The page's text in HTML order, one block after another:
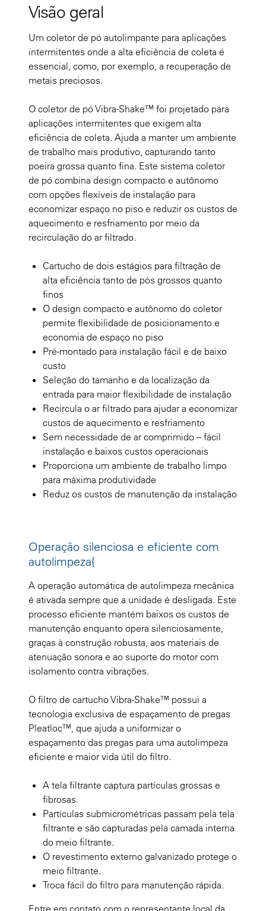
Visão geral
Um coletor de pó autolimpante para aplicações
intermitentes onde a alta eficiência de coleta é
essencial, como, por exemplo, a recuperação de
metais preciosos.
O coletor de pó Vibra-Shake™ foi projetado para
aplicações intermitentes que exigem alta
eficiência de coleta. Ajuda a manter um ambiente
de trabalho mais produtivo, capturando tanto
poeira grossa quanto fina. Este sistema coletor
de pó combina design compacto e autônomo
com opções flexíveis de instalação para
economizar espaço no piso e reduzir os custos de
aquecimento e resfriamento por meio da
recirculação do ar filtrado.
Cartucho de dois estágios para filtração de
alta eficiência tanto de pós grossos quanto
finos
O design compacto e autônomo do coletor
permite flexibilidade de posicionamento e
economia de espaço no piso
Pré-montado para instalação fácil e de baixo
custo
Seleção do tamanho e da localização da
entrada para maior flexibilidade de instalação
Recircula o ar filtrado para ajudar a economizar
custos de aquecimento e resfriamento
Sem necessidade de ar comprimido – fácil
instalação e baixos custos operacionais
Proporciona um ambiente de trabalho limpo
para máxima produtividade
Reduz os custos de manutenção da instalação
Operação silenciosa e eficiente com
autolimpeza{
A operação automática de autolimpeza mecânica
é ativada sempre que a unidade é desligada. Este
processo eficiente mantém baixos os custos de
manutenção enquanto opera silenciosamente,
graças à construção robusta, aos materiais de
atenuação sonora e ao suporte do motor com
isolamento contra vibrações.
O filtro de cartucho Vibra-Shake™ possui a
tecnologia exclusiva de espaçamento de pregas
Pleatloc™, que ajuda a uniformizar o
espaçamento das pregas para uma autolimpeza
eficiente e maior vida útil do filtro.
A tela filtrante captura partículas grossas e
fibrosas.
Partículas submicrométricas passam pela tela
filtrante e são capturadas pela camada interna
do meio filtrante.
O revestimento externo galvanizado protege o
meio filtrante.
Troca fácil do filtro para manutenção rápida.
Entre em contato com o representante local da